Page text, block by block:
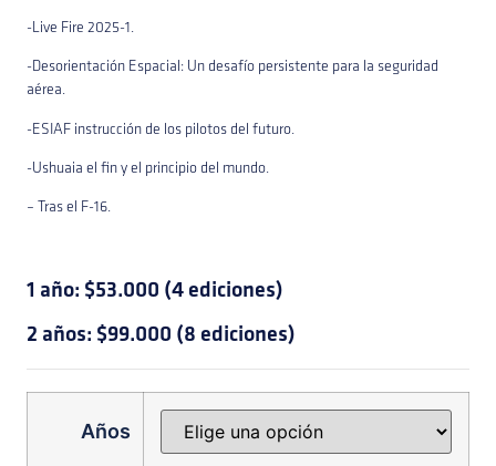
-Live Fire 2025-1.
-Desorientación Espacial: Un desafío persistente para la seguridad
aérea.
-ESIAF instrucción de los pilotos del futuro.
-Ushuaia el fin y el principio del mundo.
– Tras el F-16.
1 año: $53.000 (4 ediciones)
2 años: $99.000 (8 ediciones)
Años